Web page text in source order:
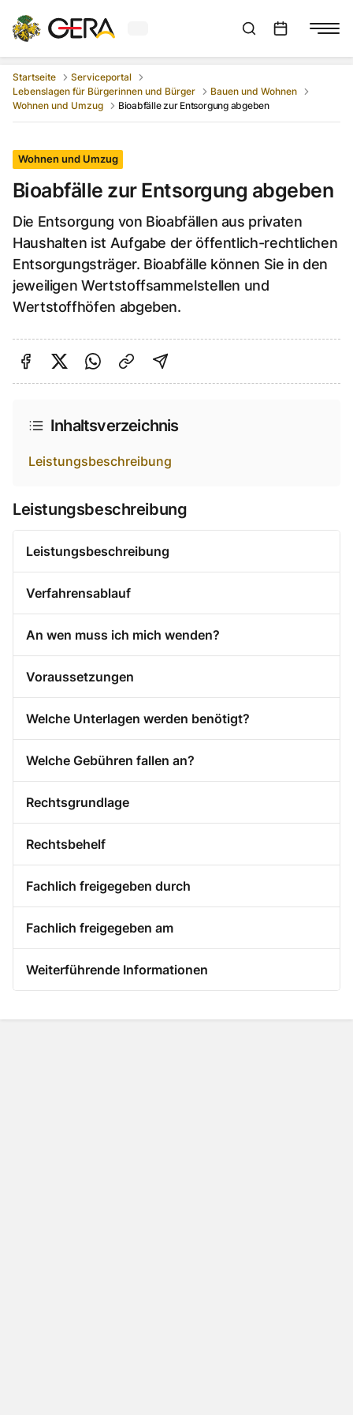
Aktuelles Wetter in GeraSuchleiste anzeigen
Startseite
Serviceportal
Lebenslagen für Bürgerinnen und Bürger
Bauen und Wohnen
Wohnen und Umzug
Bioabfälle zur Entsorgung abgeben
Wohnen und Umzug
Bioabfälle zur Entsorgung abgeben
Die Entsorgung von Bioabfällen aus privaten
Haushalten ist Aufgabe der öffentlich-rechtlichen
Entsorgungsträger. Bioabfälle können Sie in den
jeweiligen Wertstoffsammelstellen und
Wertstoffhöfen abgeben.
Auf Facebook teilen
Auf Twitter teilen
Per Link teilen
shareViaEmail
Inhaltsverzeichnis
Leistungsbeschreibung
Leistungsbeschreibung
Leistungsbeschreibung
Verfahrensablauf
An wen muss ich mich wenden?
Voraussetzungen
Welche Unterlagen werden benötigt?
Welche Gebühren fallen an?
Rechtsgrundlage
Rechtsbehelf
Fachlich freigegeben durch
Fachlich freigegeben am
Weiterführende Informationen